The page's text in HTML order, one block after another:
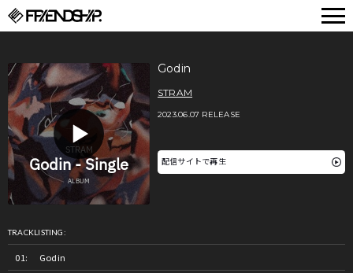
Godin
STRAM
2023.06.07 RELEASE
配信サイトで再生
TRACKLISTING:
Godin